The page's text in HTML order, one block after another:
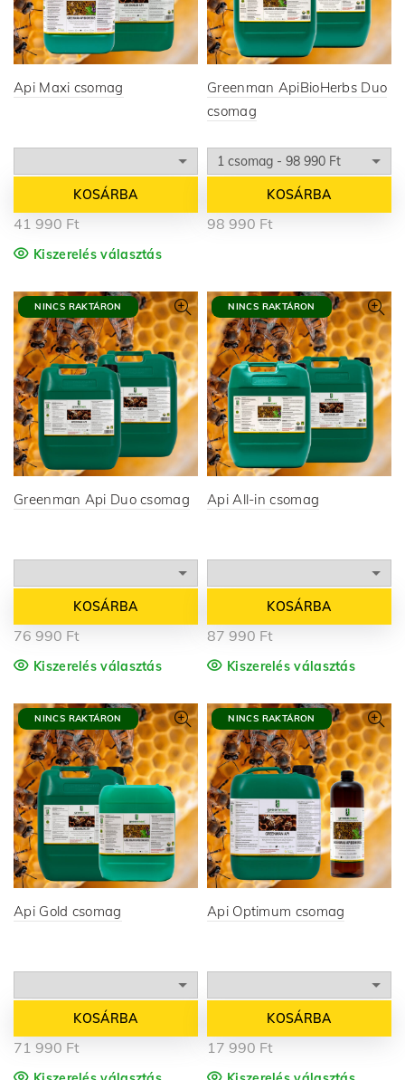
Api Maxi csomag
KOSÁRBA
41 990 Ft
Kiszerelés választás
Greenman ApiBioHerbs Duo
csomag
KOSÁRBA
98 990 Ft
NINCS RAKTÁRON
Greenman Api Duo csomag
KOSÁRBA
76 990 Ft
Kiszerelés választás
NINCS RAKTÁRON
Api All-in csomag
KOSÁRBA
87 990 Ft
Kiszerelés választás
NINCS RAKTÁRON
Api Gold csomag
KOSÁRBA
71 990 Ft
NINCS RAKTÁRON
Api Optimum csomag
KOSÁRBA
17 990 Ft